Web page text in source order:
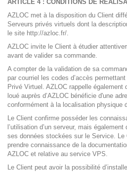
ARTICLE 4 : CONDITIONS DE
AZLOC met à la disposition du Client
Serveurs privés virtuels dont la
le site http://azloc.fr/.
AZLOC invite le Client à étudier
avant de valider sa commande.
A compter de la validation de sa
par courriel les codes d’accès
Privé Virtuel. AZLOC rappelle également
loué auprès d’AZLOC bénéficie d'une
conformément à la localisation physique
Le Client confirme posséder les
l’utilisation d’un serveur, mais
ses données stockées sur le Service. Le
prendre connaissance de la
AZLOC et relative au service VPS.
Le Client peut avoir la possibilité